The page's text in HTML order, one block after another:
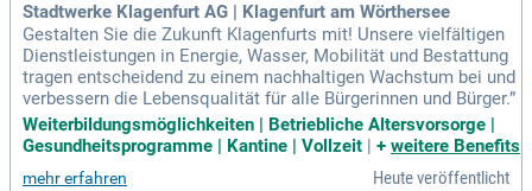
Stadtwerke Klagenfurt AG | Klagenfurt am Wörthersee
Gestalten Sie die Zukunft Klagenfurts mit! Unsere vielfältigen
Dienstleistungen in Energie, Wasser, Mobilität und Bestattung
tragen entscheidend zu einem nachhaltigen Wachstum bei und
verbessern die Lebensqualität für alle Bürgerinnen und Bürger.”
Weiterbildungsmöglichkeiten | Betriebliche Altersvorsorge |
Gesundheitsprogramme | Kantine | Vollzeit
+ weitere Benefits
mehr erfahren Heute veröffentlicht